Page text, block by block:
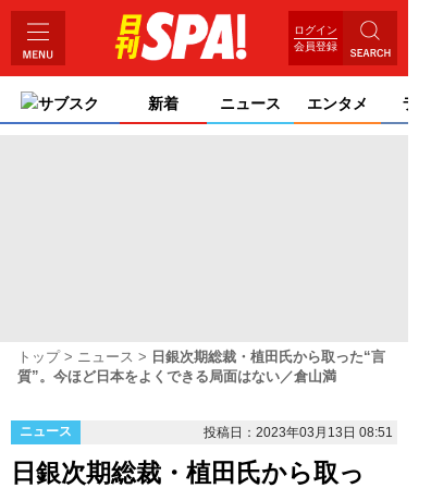
ログイン
会員登録
サブスク 新着 ニュース エンタメ ライ
トップ ニュース
日銀次期総裁・植田氏から取った“言
質”。今ほど日本をよくできる局面はない／倉山満
ニュース 投稿日：2023年03月13日 08:51
日銀次期総裁・植田氏から取っ